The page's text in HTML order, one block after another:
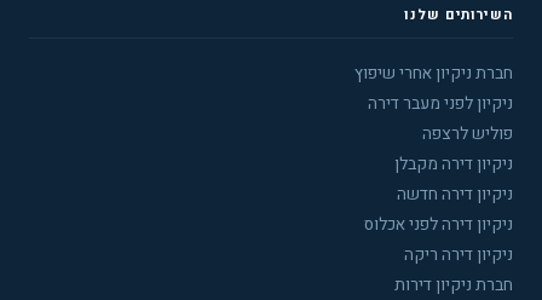
השירותים שלנו
חברת ניקיון אחרי שיפוץ
ניקיון לפני מעבר דירה
פוליש לרצפה
ניקיון דירה מקבלן
ניקיון דירה חדשה
ניקיון דירה לפני אכלוס
ניקיון דירה ריקה
חברת ניקיון דירות